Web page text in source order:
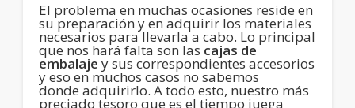
El problema en muchas ocasiones reside en
su preparación y en adquirir los materiales
necesarios para llevarla a cabo. Lo principal
que nos hará falta son las cajas de
embalaje y sus correspondientes accesorios
y eso en muchos casos no sabemos
donde adquirirlo. A todo esto, nuestro más
preciado tesoro que es el tiempo juega